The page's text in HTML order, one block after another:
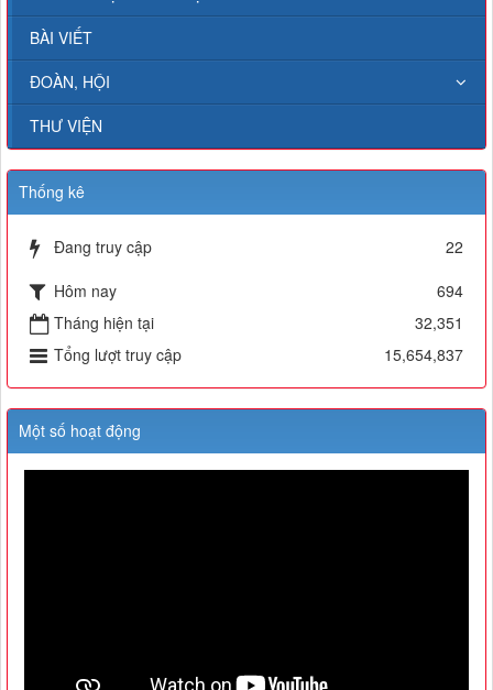
BÀI VIẾT
ĐOÀN, HỘI
THƯ VIỆN
Thống kê
Đang truy cập
22
Hôm nay
694
Tháng hiện tại
32,351
Tổng lượt truy cập
15,654,837
Một số hoạt động